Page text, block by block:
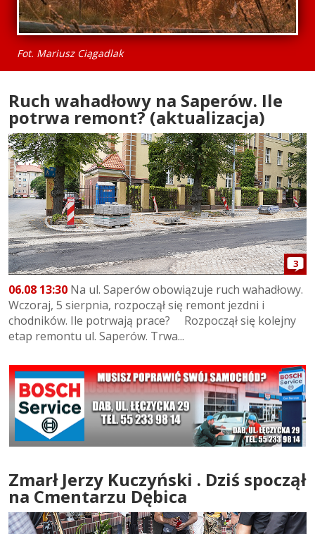
Fot. Mariusz Ciągadlak
Ruch wahadłowy na Saperów. Ile
potrwa remont? (aktualizacja)
3
06.08 13:30 Na ul. Saperów obowiązuje ruch wahadłowy.
Wczoraj, 5 sierpnia, rozpoczął się remont jezdni i
chodników. Ile potrwają prace? Rozpoczął się kolejny
etap remontu ul. Saperów. Trwa...
Zmarł Jerzy Kuczyński . Dziś spoczął
na Cmentarzu Dębica